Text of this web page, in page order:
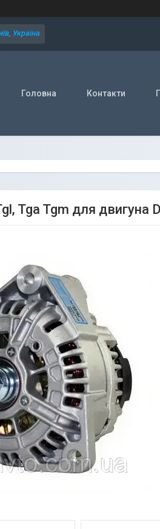
Україна
Головна Контакти
Tga Tgm для двигуна